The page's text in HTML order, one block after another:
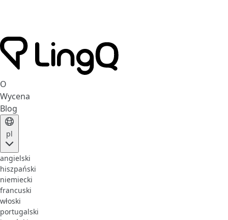
O
Wycena
Blog
pl
angielski
hiszpański
niemiecki
francuski
włoski
portugalski